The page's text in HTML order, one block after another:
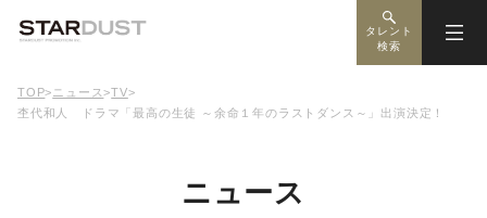
タレント
検索
TOP> ニュース>TV>
杢代和人 ドラマ「最高の生徒 ～余命１年のラストダンス～」出演決定！
ニュース